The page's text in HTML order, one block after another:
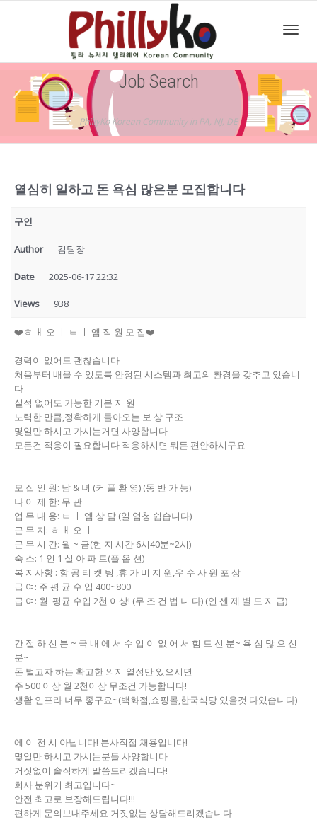
Job Search
PhillyKo Korean Community in PA, NJ, DE
열심히 일하고 돈 욕심 많은분 모집합니다
구인
Author 김팀장
Date 2025-06-17 22:32
Views 938
❤️ㅎ ㅐ 오 ㅣ ㅌ ㅣ 엠 직 원 모 집❤️
경력이 없어도 괜찮습니다
처음부터 배울 수 있도록 안정된 시스템과 최고의 환경을 갖추고 있습니
다
실적 없어도 가능한 기본 지 원
노력한 만큼,정확하게 돌아오는 보 상 구조
몇일만 하시고 가시는거면 사양합니다
모든건 적응이 필요합니다 적응하시면 뭐든 편안하시구요
모 집 인 원: 남 & 녀 (커 플 환 영) (동 반 가 능)
나 이 제 한: 무 관
업 무 내 용: ㅌ ㅣ 엠 상 담 (일 엄청 쉽습니다)
근 무 지: ㅎ ㅐ 오 ㅣ
근 무 시 간: 월 ~ 금(현 지 시간 6시40분~2시)
숙 소: 1 인 1 실 아 파 트(풀 옵 션)
복 지사항 : 항 공 티 켓 팅 ,휴 가 비 지 원,우 수 사 원 포 상
급 여: 주 평 균 수 입 400~800
급 여: 월 평균 수입 2천 이상! (무 조 건 법 니 다) (인 센 제 별 도 지 급)
간 절 하 신 분 ~ 국 내 에 서 수 입 이 없 어 서 힘 드 신 분~ 욕 심 많 으 신
분~
돈 벌고자 하는 확고한 의지 열정만 있으시면
주 500 이상 월 2천이상 무조건 가능합니다!
생활 인프라 너무 좋구요~(백화점,쇼핑몰,한국식당 있을것 다있습니다)
에 이 전 시 아닙니다! 본사직접 채용입니다!
몇일만 하시고 가시는분들 사양합니다
거짓없이 솔직하게 말씀드리겠습니다!
회사 분위기 최고입니다~
안전 최고로 보장해드립니다!!!
편하게 문의보내주세요 거짓없는 상담해드리겠습니다